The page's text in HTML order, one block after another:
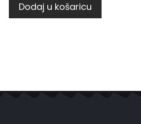
Dodaj u košaricu